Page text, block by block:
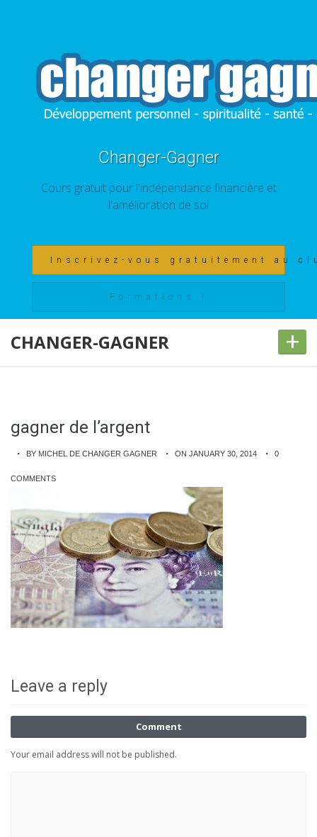
Changer-Gagner
Cours gratuit pour l'indépendance financière et
l'amélioration de soi
Inscrivez-vous gratuitement au
Formations !
CHANGER-GAGNER +
gagner de l’argent
BY MICHEL DE CHANGER GAGNER ON JANUARY 30, 2014 0
COMMENTS
Leave a reply
Comment
Your email address will not be published.